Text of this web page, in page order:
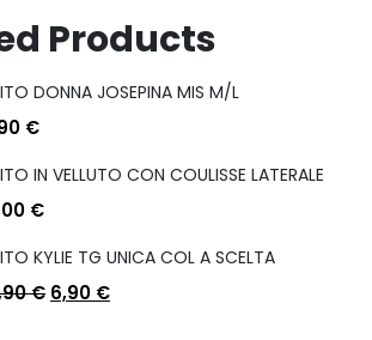
Products
DONNA JOSEPINA MIS M/L
€
IN VELLUTO CON COULISSE LATERALE
€
KYLIE TG UNICA COL A SCELTA
€ 6,90 €